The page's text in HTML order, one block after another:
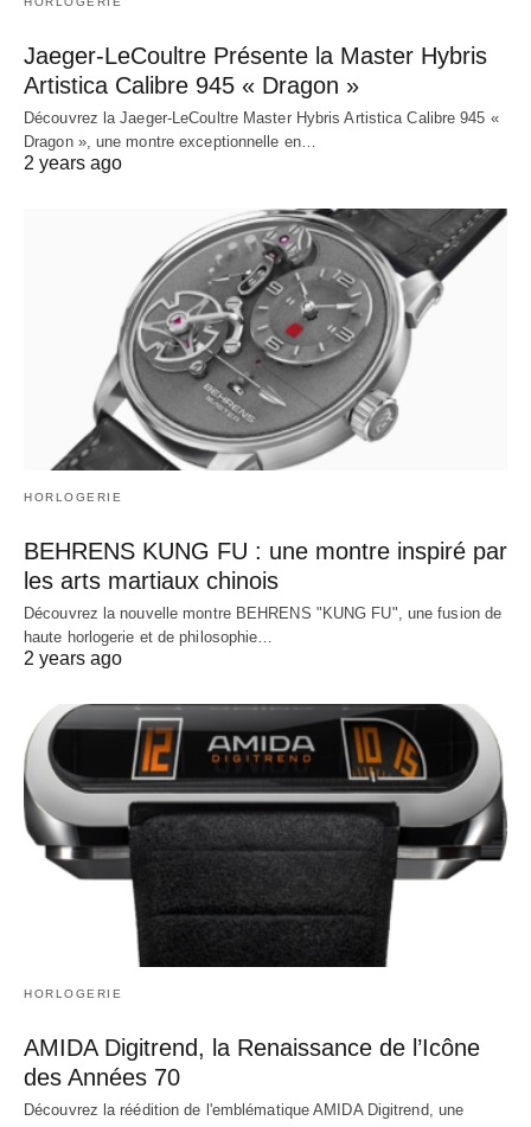
Jaeger-LeCoultre Présente la Master Hybris
Artistica Calibre 945 « Dragon »
Découvrez la Jaeger-LeCoultre Master Hybris Artistica Calibre 945 «
Dragon », une montre exceptionnelle en…
2 years ago
HORLOGERIE
BEHRENS KUNG FU : une montre inspiré par
les arts martiaux chinois
Découvrez la nouvelle montre BEHRENS "KUNG FU", une fusion de
haute horlogerie et de philosophie…
2 years ago
HORLOGERIE
AMIDA Digitrend, la Renaissance de l’Icône
des Années 70
Découvrez la réédition de l'emblématique AMIDA Digitrend, une